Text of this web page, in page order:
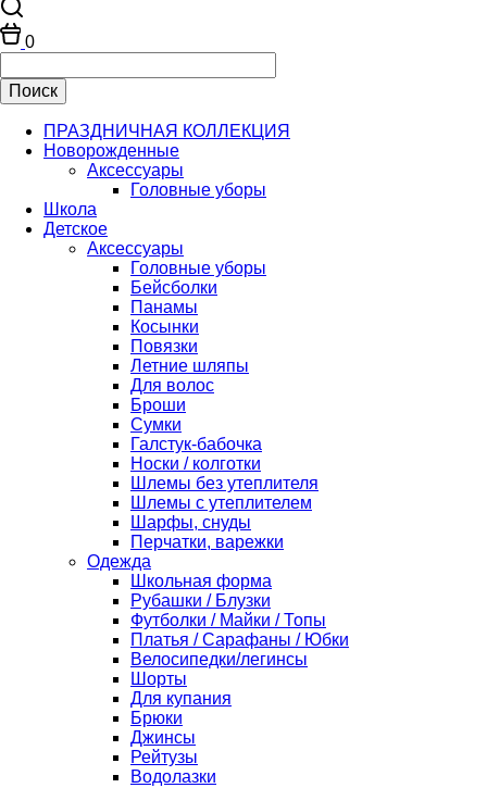
0
ПРАЗДНИЧНАЯ КОЛЛЕКЦИЯ
Новорожденные
Аксессуары
Головные уборы
Школа
Детское
Аксессуары
Головные уборы
Бейсболки
Панамы
Косынки
Повязки
Летние шляпы
Для волос
Броши
Сумки
Галстук-бабочка
Носки / колготки
Шлемы без утеплителя
Шлемы с утеплителем
Шарфы, снуды
Перчатки, варежки
Одежда
Школьная форма
Рубашки / Блузки
Футболки / Майки / Топы
Платья / Сарафаны / Юбки
Велосипедки/легинсы
Шорты
Для купания
Брюки
Джинсы
Рейтузы
Водолазки